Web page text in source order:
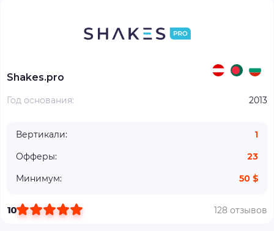
Shakes.pro
Год основания: 2013
Вертикали:
1
Офферы:
23
Минимум:
50 $
10 128 отзывов